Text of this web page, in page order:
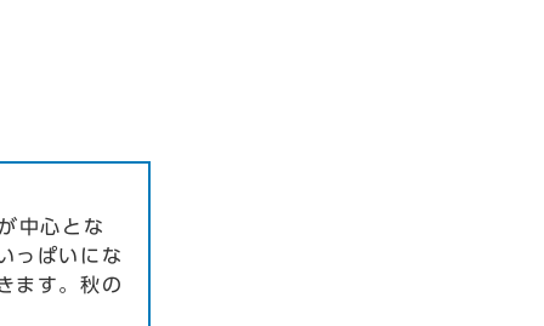
中心とな
っぱいにな
ます。秋の